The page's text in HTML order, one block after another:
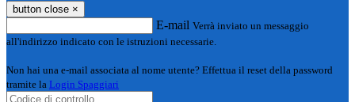
button close ×
E-mail Verrà inviato un messaggio
all'indirizzo indicato con le istruzioni necessarie.
Non hai una e-mail associata al nome utente? Effettua il reset della password
tramite la Login Spaggiari